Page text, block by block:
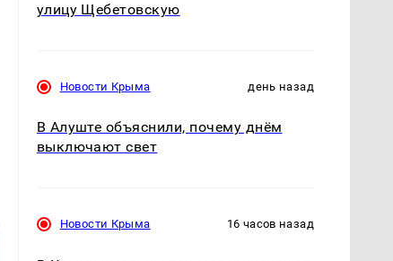
улицу Щебетовскую
Новости Крыма день назад
В Алуште объяснили, почему днём
выключают свет
Новости Крыма 16 часов назад